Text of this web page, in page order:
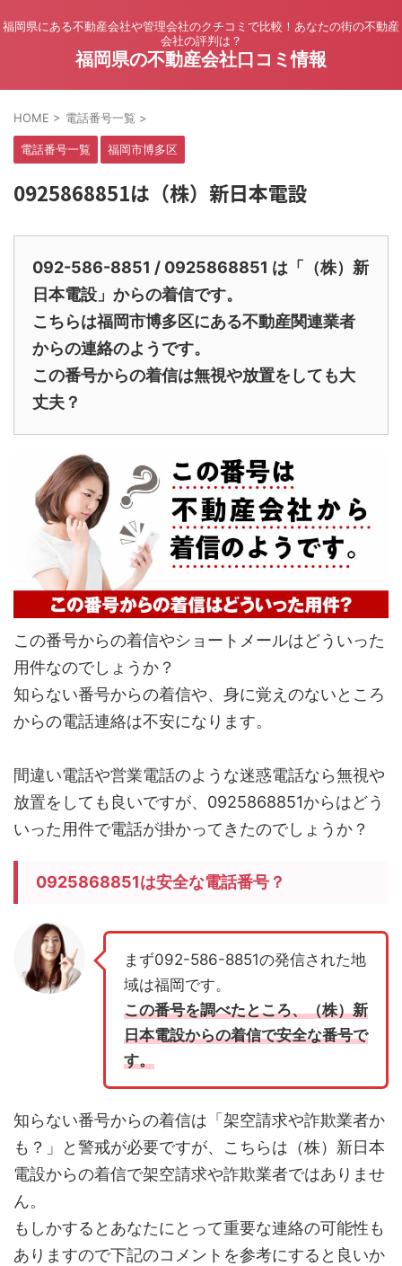
福岡県にある不動産会社や管理会社のクチコミで比較！あなたの街の不動産
会社の評判は？
福岡県の不動産会社口コミ情報
HOME > 電話番号一覧 >
電話番号一覧 福岡市博多区
0925868851は（株）新日本電設
092-586-8851 / 0925868851 は「（株）新
日本電設」からの着信です。
こちらは福岡市博多区にある不動産関連業者
からの連絡のようです。
この番号からの着信は無視や放置をしても大
丈夫？
この番号からの着信やショートメールはどういった
用件なのでしょうか？
知らない番号からの着信や、身に覚えのないところ
からの電話連絡は不安になります。
間違い電話や営業電話のような迷惑電話なら無視や
放置をしても良いですが、0925868851からはどう
いった用件で電話が掛かってきたのでしょうか？
0925868851は安全な電話番号？
まず092-586-8851の発信された地
域は福岡です。
この番号を調べたところ、（株）新
日本電設からの着信で安全な番号で
す。
知らない番号からの着信は「架空請求や詐欺業者か
も？」と警戒が必要ですが、こちらは（株）新日本
電設からの着信で架空請求や詐欺業者ではありませ
ん。
もしかするとあなたにとって重要な連絡の可能性も
ありますので下記のコメントを参考にすると良いか